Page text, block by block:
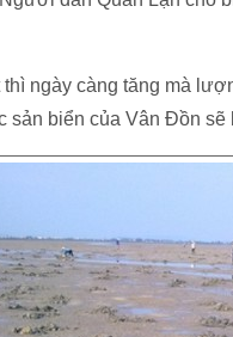
ngày càng tăng mà
sản biển của Vân Đồn sẽ